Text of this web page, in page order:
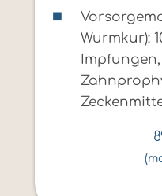
Wurmkur):